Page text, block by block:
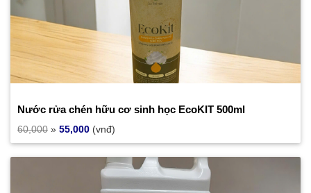
Nước rửa chén hữu cơ sinh học EcoKIT 500ml
60,000 » 55,000 (vnđ)